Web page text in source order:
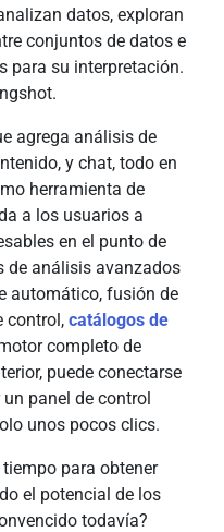
datos, exploran
conjuntos de datos e
para su interpretación.
agrega análisis de
y chat, todo en
herramienta de
a los usuarios a
en el punto de
de análisis avanzados
automático, fusión de
control, catálogos de
completo de
puede conectarse
panel de control
unos pocos clics.
para obtener
el potencial de los
todavía?